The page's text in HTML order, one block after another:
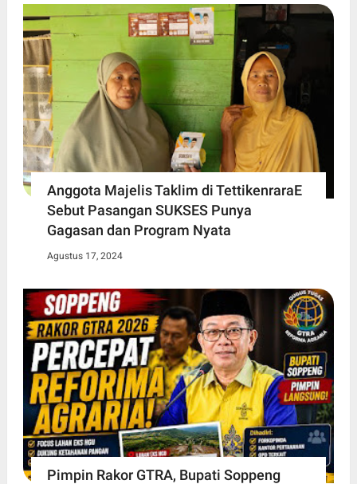
Anggota Majelis Taklim di TettikenraraE
Sebut Pasangan SUKSES Punya
Gagasan dan Program Nyata
Agustus 17, 2024
Pimpin Rakor GTRA, Bupati Soppeng